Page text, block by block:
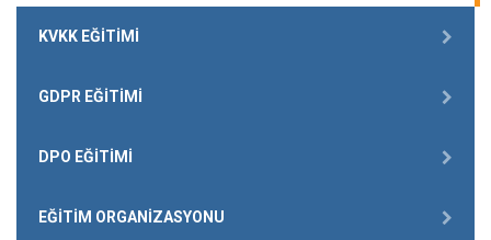
KVKK EĞITIMI
GDPR EĞITIMI
DPO EĞITIMI
EĞITIM ORGANIZASYONU